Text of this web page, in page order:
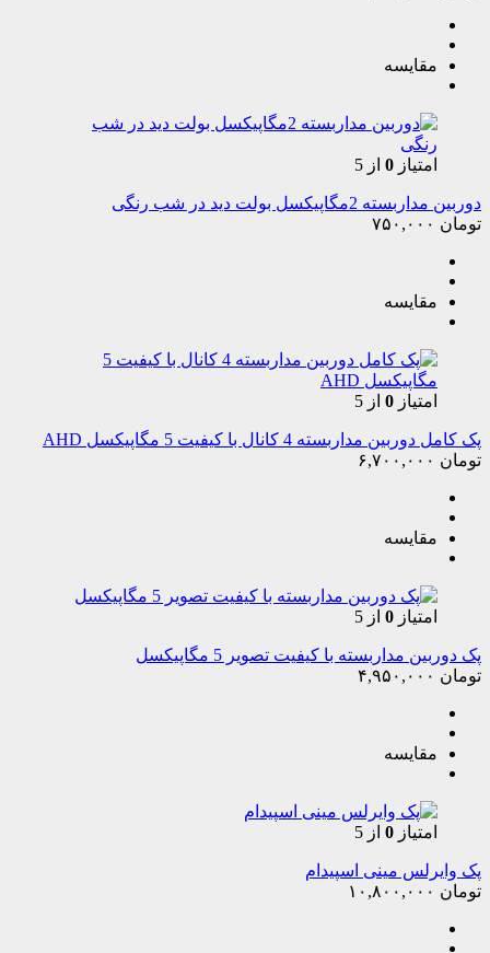
مقایسه
امتیاز 0 از 5
دوربین مداربسته 2مگاپیکسل بولت دید در شب رنگی
تومان
مقایسه
امتیاز 0 از 5
پک کامل دوربین مداربسته 4 کانال با کیفیت 5 مگاپیکسل AHD
تومان
مقایسه
امتیاز 0 از 5
پک دوربین مداربسته با کیفیت تصویر 5 مگاپیکسل
تومان
مقایسه
امتیاز 0 از 5
پک وایرلس مینی اسپیدام
تومان